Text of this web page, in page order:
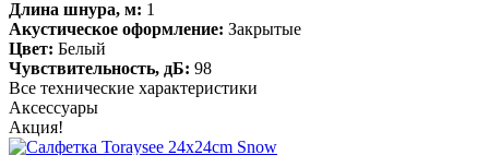
Длина шнура, м: 1
Акустическое оформление: Закрытые
Цвет: Белый
Чувствительность, дБ: 98
Все технические характеристики
Аксессуары
Акция!